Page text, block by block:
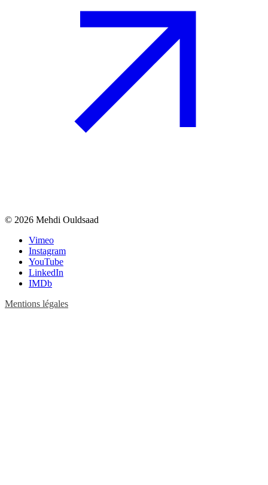
© 2026 Mehdi Ouldsaad
Vimeo
Instagram
YouTube
LinkedIn
IMDb
Mentions légales